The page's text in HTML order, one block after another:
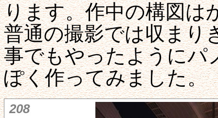
ります。作中の構図は
普通の撮影では収まり
事でもやったようにパ
ぽく作ってみました。
208